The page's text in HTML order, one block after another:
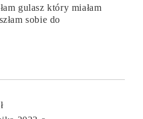
gulasz który miałam
sobie do